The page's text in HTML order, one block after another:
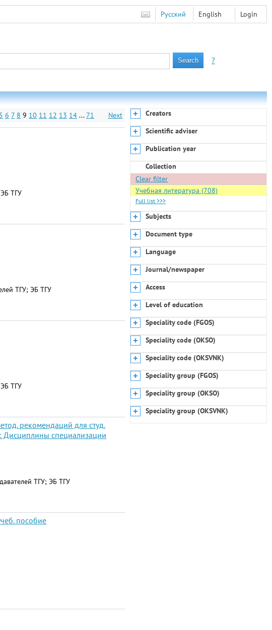
Login
Русский English
?
5 6 7 8 9 10 11 12 13 14 ... 71 Next
ТГУ
ТГУ; ЭБ ТГУ
ТГУ
рекомендаций для студ.
Дисциплины специализации
ТГУ; ЭБ ТГУ
пособие
Creators
Scientific adviser
Publication year
Collection
Clear filter
Учебная литература (708)
Full list >>>
Subjects
Document type
Language
Journal/newspaper
Access
Level of education
Speciality code (FGOS)
Speciality code (OKSO)
Speciality code (OKSVNK)
Speciality group (FGOS)
Speciality group (OKSO)
Speciality group (OKSVNK)